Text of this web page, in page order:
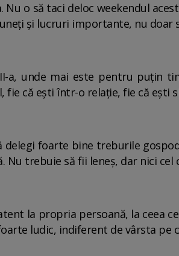
Nu o să taci deloc weekendul
și lucruri importante, nu doar
a, unde mai este pentru puțin
că ești într-o relație, fie că ești
delegi foarte bine treburile
trebuie să fii leneș, dar nici cel
la propria persoană, la ceea
ludic, indiferent de vârsta pe